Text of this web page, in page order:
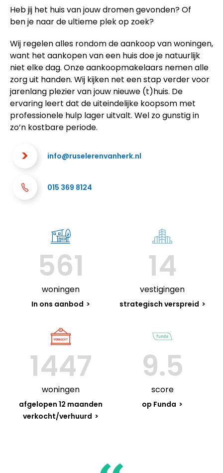
Heb jij het huis van jouw dromen gevonden? Of
ben je naar de ultieme plek op zoek?
Wij regelen alles rondom de aankoop van woningen,
want het aankopen van een huis doe je natuurlijk
niet elke dag. Onze aankoopmakelaars nemen alle
zorg uit handen. Wij kijken net een stap verder voor
jarenlang plezier van jouw nieuwe (t)huis. De
ervaring leert dat de uiteindelijke koopsom met
professionele hulp lager uitvalt. Wel zo gunstig in
zo’n kostbare periode.
info@ruselerenvanherk.nl
015 369 8124
561
woningen
In ons aanbod
14
vestigingen
strategisch verspreid
1447
woningen
afgelopen 12 maanden
verkocht/verhuurd
9.5
score
op Funda